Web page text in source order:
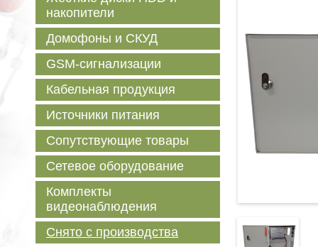
накопители
Домофоны и СКУД
GSM-сигнализации
Кабельная продукция
Источники питания
Сопутствующие товары
Сетевое оборудование
Комплекты
видеонаблюдения
Снято с производства